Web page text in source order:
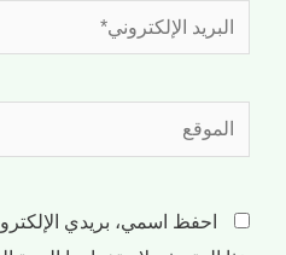
احفظ اسمي، بريدي